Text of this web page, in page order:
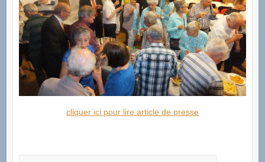
cliquer ici pour lire article de presse